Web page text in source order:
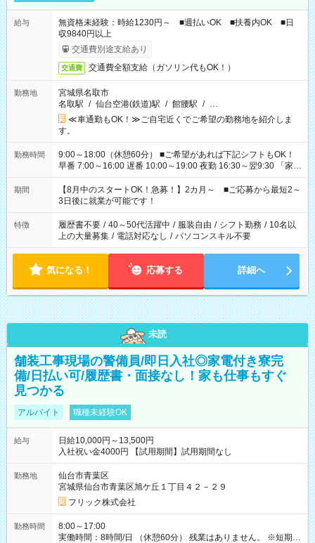
給与
無資格未経験：時給1230円～ ■週払いOK ■扶養内OK ■日
収9840円以上
交通費別途支給あり
交通費 交通費全額支給（ガソリン代もOK！）
勤務地
宮城県名取市
名取駅 / 仙台空港(鉄道)駅 / 館腰駅 / …
≪車通勤もOK！≫ご自宅近くでご希望の勤務地を紹介しま
す。
勤務時間
9:00～18:00（休憩60分） ■ご希望があれば下記シフトもOK！
早番 7:00～16:00 遅番 10:00～19:00 夜勤 16:30～翌9:30 「家族
と休みを合わせたい」 「余裕を持って夕飯の準備がしたい」
「できれば残業はしたくない」 など、ご希望を教えてください
ね。 ※Wワーク希望の方へ 今ご覧のお仕事で希望する勤務時間
と、もう1つのお仕事の勤務時間。 合計で週40時間を超える場
合は応募できません。
期間
【8月中のスタートOK！急募！】2カ月～ ■ご応募から最短2～
3日後に就業が可能です！
特徴 履歴書不要 / 40～50代活躍中 / 服装自由 / シフト勤務 / 10名以
上の大量募集 / 電話対応なし / パソコンスキル不要
気になる！ 応募する 詳細へ
未読
舗装工事現場の警備員/即日入社◎家電付き寮完
備/日払い可/履歴書・面接なし！家も仕事もすぐ
見つかる
アルバイト 職種未経験OK
給与
日給10,000円～13,500円
入社祝い金4000円 【試用期間】試用期間なし
勤務地
仙台市青葉区
宮城県仙台市青葉区旭ケ丘１丁目４２－２９
フリック株式会社
勤務時間
8:00～17:00
実働時間：8時間/日 （休憩60分） 残業はありません。 ※短期の